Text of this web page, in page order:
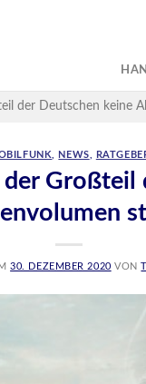
der Deutschen keine
NEWS
Großteil
30. DEZEMBER 2020 VON